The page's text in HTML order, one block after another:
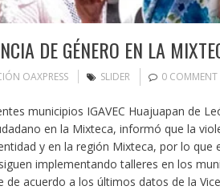
DE GÉNERO EN LA
OAXPRESS SLIDER 0 COMMENT
municipios IGAVEC Huajuapan de
en la Mixteca, informó que la
y en la región Mixteca, por lo que
implementando talleres en los
acuerdo a los últimos datos de la